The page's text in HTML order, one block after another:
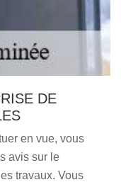
DE
en vue, vous
avis sur le
travaux. Vous